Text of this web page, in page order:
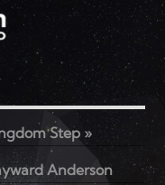
Step »
Anderson